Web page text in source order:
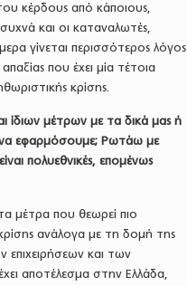
κέρδους από κάποιους,
συχνά και οι καταναλωτές,
γίνεται περισσότερος λόγος
που έχει μία τέτοια
κρίσης.
ίδιων μέτρων με τα δικά μας ή
να εφαρμόσουμε; Ρωτάω με
πολυεθνικές, επομένως
μέτρα που θεωρεί πιο
ανάλογα με τη δομή της
και των
αποτέλεσμα στην Ελλάδα,